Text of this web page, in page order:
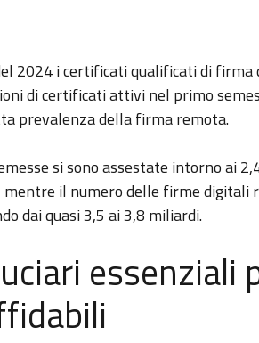
2024 i certificati qualificati di
di certificati attivi nel primo
prevalenza della firma remota.
si sono assestate intorno ai
il numero delle firme digitali
dai quasi 3,5 ai 3,8 miliardi.
essenziali